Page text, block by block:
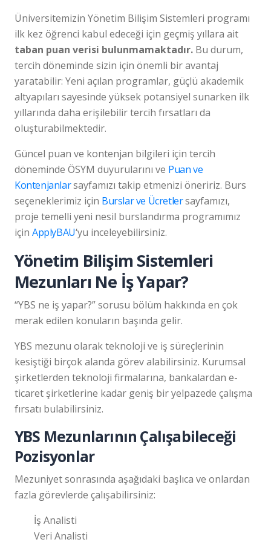
Üniversitemizin Yönetim Bilişim Sistemleri programı
ilk kez öğrenci kabul edeceği için geçmiş yıllara ait
taban puan verisi bulunmamaktadır. Bu durum,
tercih döneminde sizin için önemli bir avantaj
yaratabilir: Yeni açılan programlar, güçlü akademik
altyapıları sayesinde yüksek potansiyel sunarken ilk
yıllarında daha erişilebilir tercih fırsatları da
oluşturabilmektedir.
Güncel puan ve kontenjan bilgileri için tercih
döneminde ÖSYM duyurularını ve Puan ve
Kontenjanlarsayfamızı takip etmenizi öneririz. Burs
seçeneklerimiz için Burslar ve Ücretlersayfamızı,
proje temelli yeni nesil burslandırma programımız
için ApplyBAU‘yu inceleyebilirsiniz.
Yönetim Bilişim Sistemleri
Mezunları Ne İş Yapar?
“YBS ne iş yapar?” sorusu bölüm hakkında en çok
merak edilen konuların başında gelir.
YBS mezunu olarak teknoloji ve iş süreçlerinin
kesiştiği birçok alanda görev alabilirsiniz. Kurumsal
şirketlerden teknoloji firmalarına, bankalardan e-
ticaret şirketlerine kadar geniş bir yelpazede çalışma
fırsatı bulabilirsiniz.
YBS Mezunlarının Çalışabileceği
Pozisyonlar
Mezuniyet sonrasında aşağıdaki başlıca ve onlardan
fazla görevlerde çalışabilirsiniz:
İş Analisti
Veri Analisti